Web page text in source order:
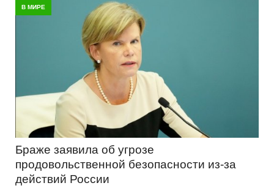
В МИРЕ
Браже заявила об угрозе
продовольственной безопасности из-за
действий России